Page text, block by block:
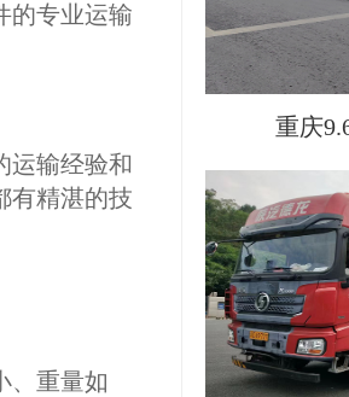
的专业运输
运输经验和
有精湛的技
、重量如
重庆